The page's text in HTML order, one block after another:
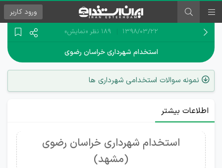
ورود کاربر
۱۳۹۸/۰۳/۲۲ 189 نظر «نمایش»
استخدام شهرداری خراسان رضوی
نمونه سوالات استخدامی شهرداری ها
اطلاعات بیشتر
استخدام شهرداری خراسان رضوی
(مشهد)